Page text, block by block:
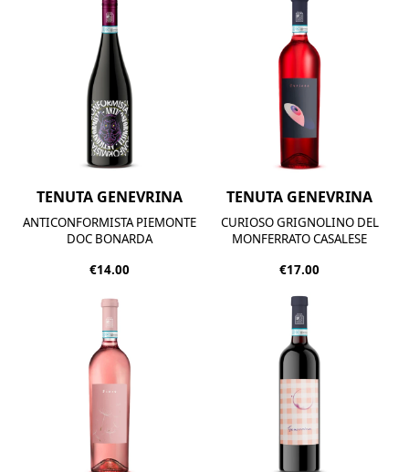
TENUTA GENEVRINA
ANTICONFORMISTA PIEMONTE
DOC BONARDA
€14.00
TENUTA GENEVRINA
CURIOSO GRIGNOLINO DEL
MONFERRATO CASALESE
€17.00